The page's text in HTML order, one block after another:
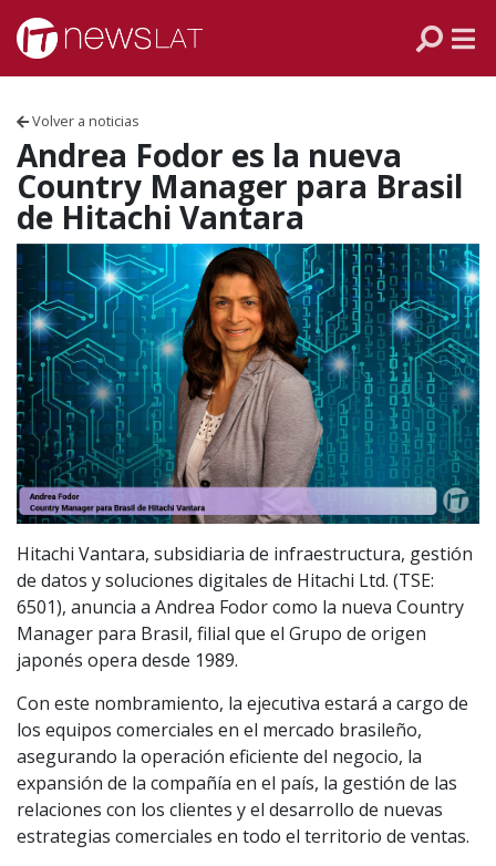
Skip to content
Volver a noticias
Andrea Fodor es la nueva
Country Manager para Brasil
de Hitachi Vantara
Hitachi Vantara, subsidiaria de infraestructura, gestión
de datos y soluciones digitales de Hitachi Ltd. (TSE:
6501), anuncia a Andrea Fodor como la nueva Country
Manager para Brasil, filial que el Grupo de origen
japonés opera desde 1989.
Con este nombramiento, la ejecutiva estará a cargo de
los equipos comerciales en el mercado brasileño,
asegurando la operación eficiente del negocio, la
expansión de la compañía en el país, la gestión de las
relaciones con los clientes y el desarrollo de nuevas
estrategias comerciales en todo el territorio de ventas.
VENEZUELA
ECUADOR
PERÚ
CHILE
ARGENTINA
MÉXICO